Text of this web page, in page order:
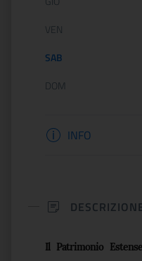
VEN
SAB
DOM
Informazioni
INFO
Il Patrimonio